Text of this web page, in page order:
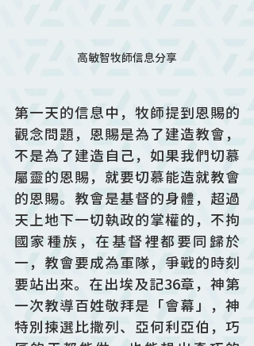
高敏智牧師信息分享
第一天的信息中，牧師提到恩賜的
觀念問題，恩賜是為了建造教會，
不是為了建造自己，如果我們切慕
屬靈的恩賜，就要切慕能造就教會
的恩賜。教會是基督的身體，超過
天上地下一切執政的掌權的，不拘
國家種族，在基督裡都要同歸於
一，教會要成為軍隊，爭戰的時刻
要站出來。在出埃及記36章，神第
一次教導百姓敬拜是「會幕」，神
特別揀選比撒列、亞何利亞伯，巧